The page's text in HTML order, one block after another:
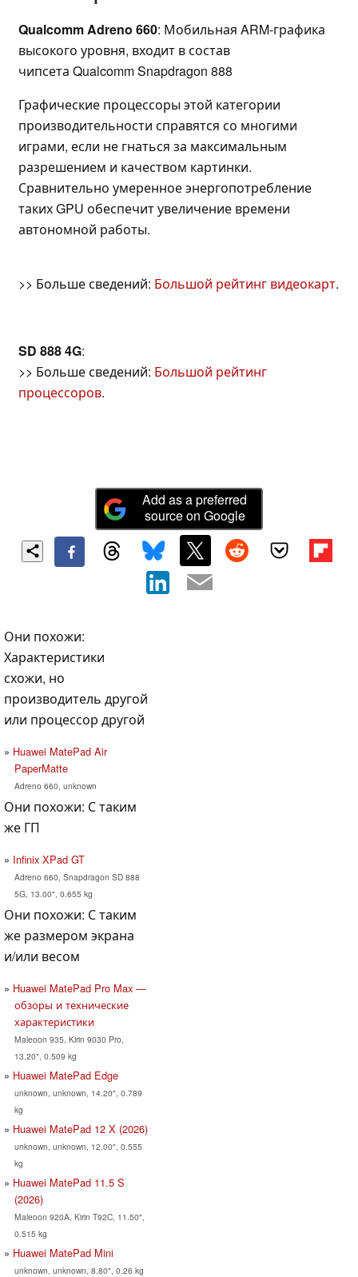
Qualcomm Adreno 660: Мобильная ARM-графика
высокого уровня, входит в состав
чипсета Qualcomm Snapdragon 888
Графические процессоры этой категории
производительности справятся со многими
играми, если не гнаться за максимальным
разрешением и качеством картинки.
Сравнительно умеренное энергопотребление
таких GPU обеспечит увеличение времени
автономной работы.
>> Больше сведений: Большой рейтинг видеокарт.
SD 888 4G:
>> Больше сведений: Большой рейтинг
процессоров.
Add as a preferred
source on Google
Они похожи:
Характеристики
схожи, но
производитель другой
или процессор другой
Huawei MatePad Air
PaperMatte
Adreno 660, unknown
Они похожи: С таким
же ГП
Infinix XPad GT
Adreno 660, Snapdragon SD 888
5G, 13.00", 0.655 kg
Они похожи: С таким
же размером экрана
и/или весом
Huawei MatePad Pro Max —
обзоры и технические
характеристики
Maleoon 935, Kirin 9030 Pro,
13.20", 0.509 kg
Huawei MatePad Edge
unknown, unknown, 14.20", 0.789
kg
Huawei MatePad 12 X (2026)
unknown, unknown, 12.00", 0.555
kg
Huawei MatePad 11.5 S
(2026)
Maleoon 920A, Kirin T92C, 11.50",
0.515 kg
Huawei MatePad Mini
unknown, unknown, 8.80", 0.26 kg